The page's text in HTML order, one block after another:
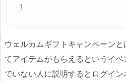
1
ウェルカムギフトキャンペーン
てアイテムがもらえるというイ
でいない人に説明するとログイン